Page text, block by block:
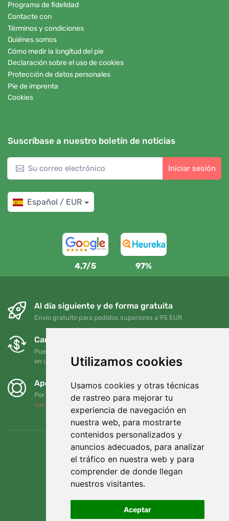
Utilizamos cookies
Usamos cookies y otras técnicas
de rastreo para mejorar tu
experiencia de navegación en
nuestra web, para mostrarte
contenidos personalizados y
anuncios adecuados, para analizar
el tráfico en nuestra web y para
comprender de donde llegan
nuestros visitantes.
Aceptar
Programa de fidelidad
Contacte con
Términos y condiciones
Quiénes somos
Cómo medir la longitud del pie
Declaración sobre el uso de cookies
Protección de datos personales
Pie de imprenta
Cookies
Suscríbase a nuestro boletín de noticias
Iniciar sesión
Español / EUR
4,7/5 97%
Al día siguiente y de forma gratuita
Envío gratuito para pedidos superiores a 95 EUR
Cambios y devoluciones gratuitos
Puede devolver o cambiar su pedido en cualquier momento
en un plazo de 90 días
Apoyamos a Trees.org
Por cada pedido plantamos un árbol. Leer más
somos